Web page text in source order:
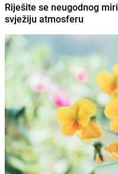
Riješite se neugodnog
svježiju atmosferu